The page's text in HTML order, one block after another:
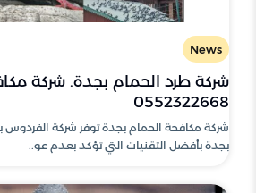
News
شركة طرد الحمام بجدة. شركة
0552322668
شركة مكافحة الحمام بجدة توفر شركة
بجدة بأفضل التقنيات التي تؤكد بعدم عو..